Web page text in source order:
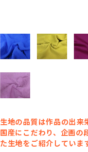
生地の品質は作品の出来
国産にこだわり、企画の
た生地をご紹介していま